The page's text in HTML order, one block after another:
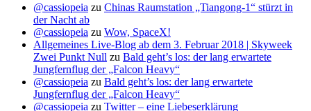
@cassiopeia zu Chinas Raumstation „Tiangong-1“ stürzt in
der Nacht ab
@cassiopeia zu Wow, SpaceX!
Allgemeines Live-Blog ab dem 3. Februar 2018 | Skyweek
Zwei Punkt Null zu Bald geht’s los: der lang erwartete
Jungfernflug der „Falcon Heavy“
@cassiopeia zu Bald geht’s los: der lang erwartete
Jungfernflug der „Falcon Heavy“
@cassiopeia zu Twitter – eine Liebeserklärung